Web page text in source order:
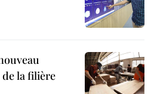
la filière